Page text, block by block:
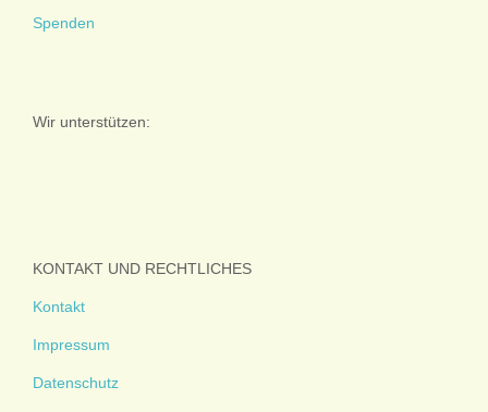
Spenden
Wir unterstützen:
KONTAKT UND RECHTLICHES
Kontakt
Impressum
Datenschutz